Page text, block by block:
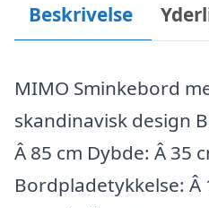
Beskrivelse
MIMO Sminkebord
skandinavisk design
Â 85 cm Dybde: Â 35
Bordpladetykkelse: Â